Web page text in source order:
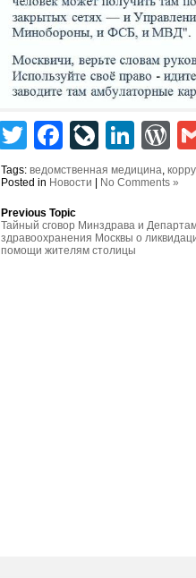
TwitterFacebook
Tags:ведомственная медицина,
Posted in Новости No Comments »
Previous Topic
Тайный сговор Минздрава и
здравоохранения Москвы о
помощи жителям столицы